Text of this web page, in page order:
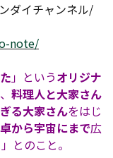
ダイチャンネル/
note/
」というオリジナ
料理人と大家さん
る大家さんをはじ
から宇宙にまで広
」とのこと。